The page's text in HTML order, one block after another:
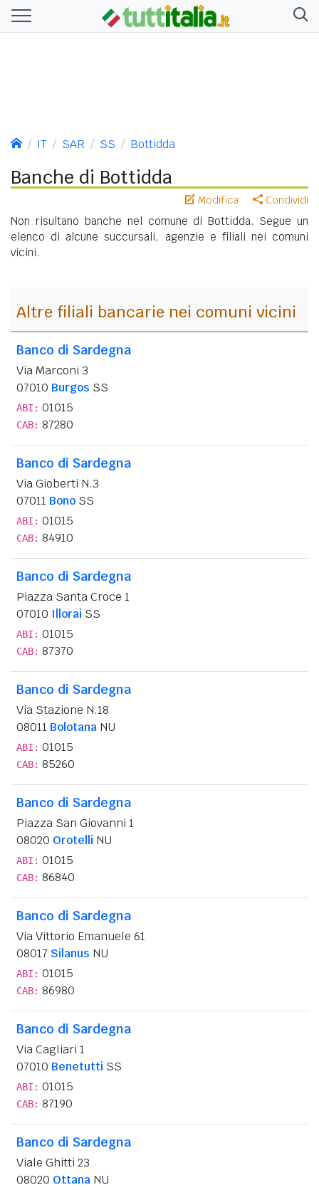
IT SAR SS Bottidda
Banche di Bottidda
Modifica Condividi
Non risultano banche nel comune di Bottidda. Segue un
elenco di alcune succursali, agenzie e filiali nei comuni
vicini.
Altre filiali bancarie nei comuni vicini
Banco di Sardegna
Via Marconi 3
07010 Burgos SS
ABI: 01015
CAB: 87280
Banco di Sardegna
Via Gioberti N.3
07011 Bono SS
ABI: 01015
CAB: 84910
Banco di Sardegna
Piazza Santa Croce 1
07010 Illorai SS
ABI: 01015
CAB: 87370
Banco di Sardegna
Via Stazione N.18
08011 Bolotana NU
ABI: 01015
CAB: 85260
Banco di Sardegna
Piazza San Giovanni 1
08020 Orotelli NU
ABI: 01015
CAB: 86840
Banco di Sardegna
Via Vittorio Emanuele 61
08017 Silanus NU
ABI: 01015
CAB: 86980
Banco di Sardegna
Via Cagliari 1
07010 Benetutti SS
ABI: 01015
CAB: 87190
Banco di Sardegna
Viale Ghitti 23
08020 Ottana NU